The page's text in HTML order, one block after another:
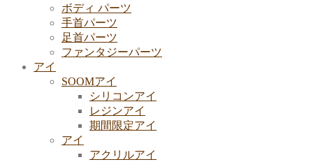
ボディ パーツ
手首パーツ
足首パーツ
ファンタジーパーツ
アイ
SOOMアイ
シリコンアイ
レジンアイ
期間限定アイ
アイ
アクリルアイ